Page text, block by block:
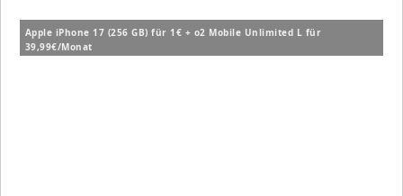
Apple iPhone 17 (256 GB) für 1€ + o2 Mobile Unlimited L für
39,99€/Monat